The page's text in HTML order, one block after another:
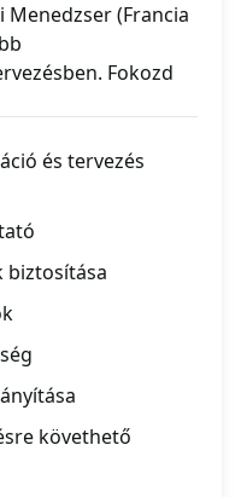
Menedzser (Francia
Fokozd
és tervezés
biztosítása
követhető